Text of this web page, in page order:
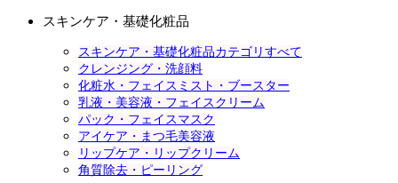
スキンケア・基礎化粧品
スキンケア・基礎化粧品カテゴリすべて
クレンジング・洗顔料
化粧水・フェイスミスト・ブースター
乳液・美容液・フェイスクリーム
パック・フェイスマスク
アイケア・まつ毛美容液
リップケア・リップクリーム
角質除去・ピーリング